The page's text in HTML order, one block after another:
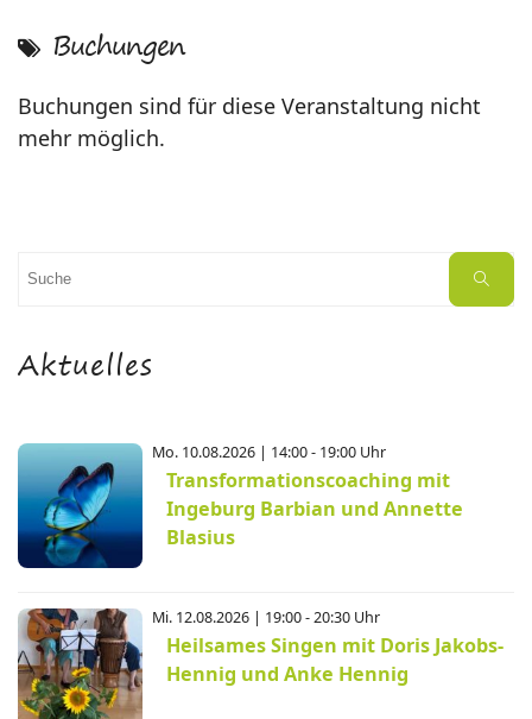
Buchungen
Buchungen sind für diese Veranstaltung nicht
mehr möglich.
Suchen
Suche
Aktuelles
Mo. 10.08.2026 | 14:00 - 19:00 Uhr
Transformationscoaching mit
Ingeburg Barbian und Annette
Blasius
Mi. 12.08.2026 | 19:00 - 20:30 Uhr
Heilsames Singen mit Doris Jakobs-
Hennig und Anke Hennig